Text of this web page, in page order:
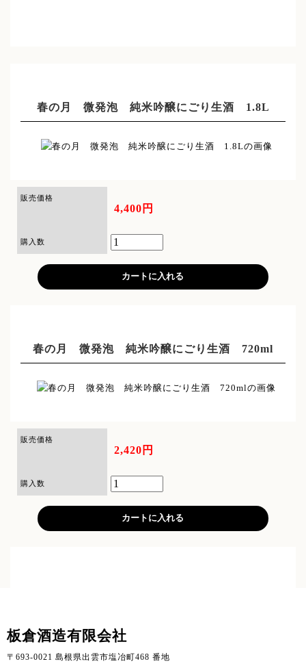
春の月 微発泡 純米吟醸にごり生酒 1.8L
販売価格
4,400円
購入数
春の月 微発泡 純米吟醸にごり生酒 720ml
販売価格
2,420円
購入数
板倉酒造有限会社
〒693-0021 島根県出雲市塩冶町468 番地